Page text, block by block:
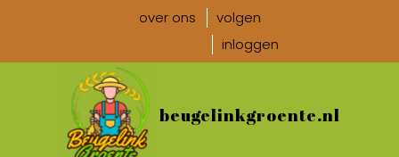
over ons
volgen
inloggen
beugelinkgroente.nl